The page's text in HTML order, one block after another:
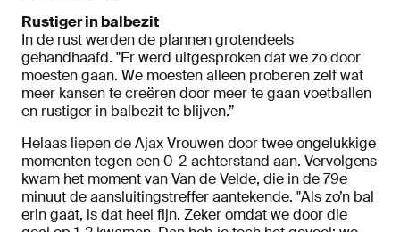
Rustiger in balbezit
In de rust werden de plannen grotendeels
gehandhaafd. "Er werd uitgesproken dat we zo door
moesten gaan. We moesten alleen proberen zelf wat
meer kansen te creëren door meer te gaan voetballen
en rustiger in balbezit te blijven.”
Helaas liepen de Ajax Vrouwen door twee ongelukkige
momenten tegen een 0-2-achterstand aan. Vervolgens
kwam het moment van Van de Velde, die in de 79e
minuut de aansluitingstreffer aantekende. "Als zo’n bal
erin gaat, is dat heel fijn. Zeker omdat we door die